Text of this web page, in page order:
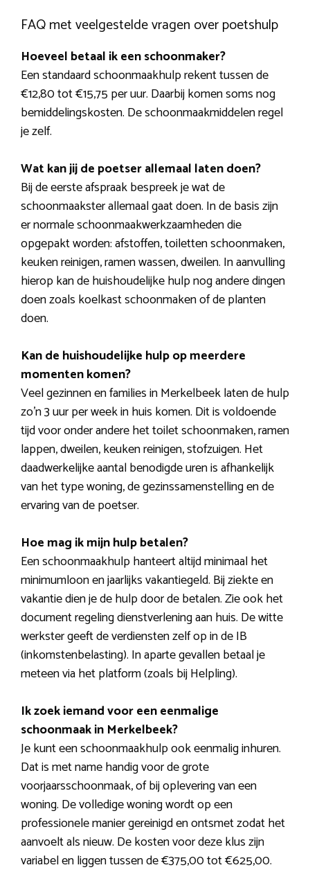
FAQ met veelgestelde vragen over poetshulp
Hoeveel betaal ik een schoonmaker?
Een standaard schoonmaakhulp rekent tussen de
€12,80 tot €15,75 per uur. Daarbij komen soms nog
bemiddelingskosten. De schoonmaakmiddelen regel
je zelf.
Wat kan jij de poetser allemaal laten doen?
Bij de eerste afspraak bespreek je wat de
schoonmaakster allemaal gaat doen. In de basis zijn
er normale schoonmaakwerkzaamheden die
opgepakt worden: afstoffen, toiletten schoonmaken,
keuken reinigen, ramen wassen, dweilen. In aanvulling
hierop kan de huishoudelijke hulp nog andere dingen
doen zoals koelkast schoonmaken of de planten
doen.
Kan de huishoudelijke hulp op meerdere
momenten komen?
Veel gezinnen en families in Merkelbeek laten de hulp
zo’n 3 uur per week in huis komen. Dit is voldoende
tijd voor onder andere het toilet schoonmaken, ramen
lappen, dweilen, keuken reinigen, stofzuigen. Het
daadwerkelijke aantal benodigde uren is afhankelijk
van het type woning, de gezinssamenstelling en de
ervaring van de poetser.
Hoe mag ik mijn hulp betalen?
Een schoonmaakhulp hanteert altijd minimaal het
minimumloon en jaarlijks vakantiegeld. Bij ziekte en
vakantie dien je de hulp door de betalen. Zie ook het
document regeling dienstverlening aan huis. De witte
werkster geeft de verdiensten zelf op in de IB
(inkomstenbelasting). In aparte gevallen betaal je
meteen via het platform (zoals bij Helpling).
Ik zoek iemand voor een eenmalige
schoonmaak in Merkelbeek?
Je kunt een schoonmaakhulp ook eenmalig inhuren.
Dat is met name handig voor de grote
voorjaarsschoonmaak, of bij oplevering van een
woning. De volledige woning wordt op een
professionele manier gereinigd en ontsmet zodat het
aanvoelt als nieuw. De kosten voor deze klus zijn
variabel en liggen tussen de €375,00 tot €625,00.